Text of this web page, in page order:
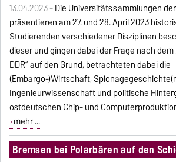
13.04.2023 -Die Universitätssammlungen
präsentieren am 27. und 28. April 2023
Studierenden verschiedener Disziplinen
dieser und gingen dabei der Frage nach
DDR“ auf den Grund, betrachteten dabei die
(Embargo-)Wirtschaft,
Ingenieurwissenschaft und politische
ostdeutschen Chip- und
mehr ...
Bremsen bei Polarbären auf den